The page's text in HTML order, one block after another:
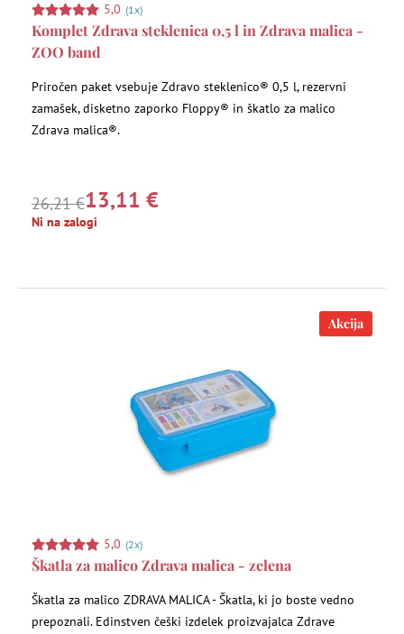
5,0 (1x)
Komplet Zdrava steklenica 0,5 l in Zdrava malica -
ZOO band
Priročen paket vsebuje Zdravo steklenico® 0,5 l, rezervni
zamašek, disketno zaporko Floppy® in škatlo za malico
Zdrava malica®.
26,21 €13,11 €
Ni na zalogi
Akcija
5,0 (2x)
Škatla za malico Zdrava malica - zelena
Škatla za malico ZDRAVA MALICA - Škatla, ki jo boste vedno
prepoznali. Edinstven češki izdelek proizvajalca Zdrave